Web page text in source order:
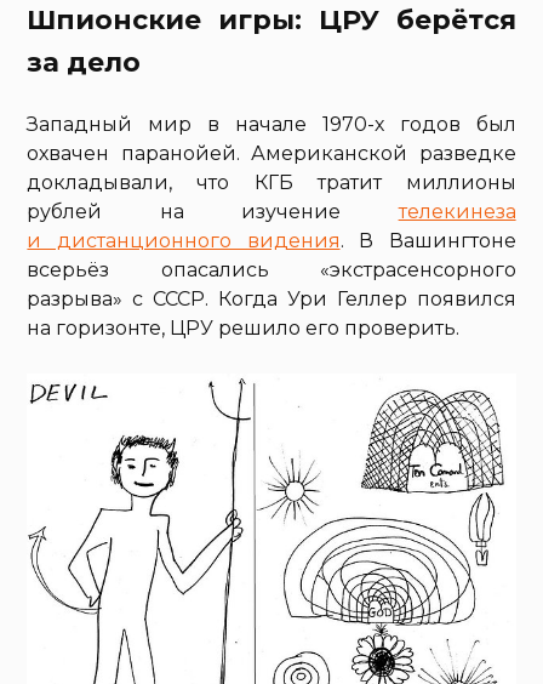
Шпионские игры: ЦРУ берётся
за дело
Западный мир в начале 1970-х годов был
охвачен паранойей. Американской разведке
докладывали, что КГБ тратит миллионы
рублей на изучениетелекинеза
и дистанционного видения. В Вашингтоне
всерьёз опасались «экстрасенсорного
разрыва» с СССР. Когда Ури Геллер появился
на горизонте, ЦРУ решило его проверить.